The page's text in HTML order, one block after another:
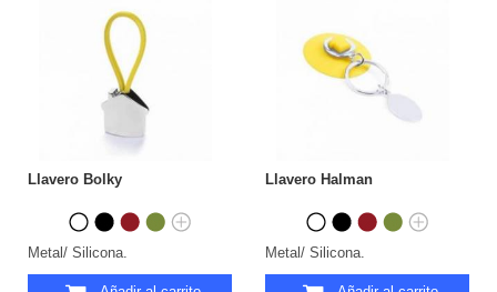
Llavero Bolky
Metal/ Silicona.
Llavero Halman
Metal/ Silicona.